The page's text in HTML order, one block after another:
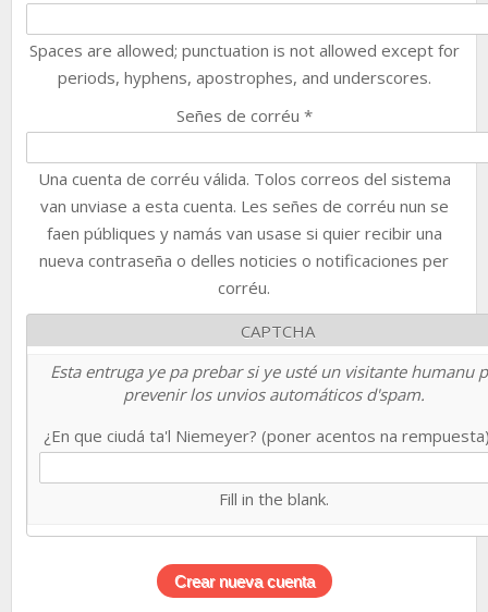
Spaces are allowed; punctuation is not allowed except for
periods, hyphens, apostrophes, and underscores.
Señes de corréu *
Una cuenta de corréu válida. Tolos correos del sistema
van unviase a esta cuenta. Les señes de corréu nun se
faen públiques y namás van usase si quier recibir una
nueva contraseña o delles noticies o notificaciones per
corréu.
CAPTCHA
Esta entruga ye pa prebar si ye usté un visitante humanu
prevenir los unvios automáticos d'spam.
¿En que ciudá ta'l Niemeyer? (poner acentos na
Fill in the blank.